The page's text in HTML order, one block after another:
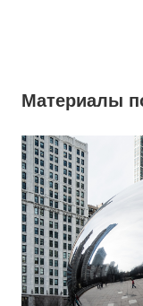
Материалы